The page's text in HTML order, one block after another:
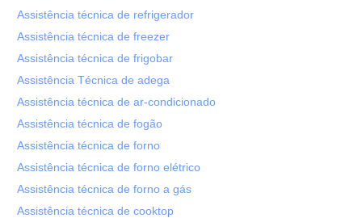
Assistência técnica de refrigerador
Assistência técnica de freezer
Assistência técnica de frigobar
Assistência Técnica de adega
Assistência técnica de ar-condicionado
Assistência técnica de fogão
Assistência técnica de forno
Assistência técnica de forno elétrico
Assistência técnica de forno a gás
Assistência técnica de cooktop